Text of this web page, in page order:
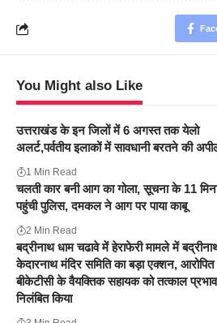
You Might also Like
उत्तराखंड के इन जिलों में 6 अगस्त तक येलो
अलर्ट,पर्वतीय इलाकों में सावधानी बरतने की
1 Min Read
चलती कार बनी आग का गोला, सूचना के 11
पहुंची पुलिस, दमकल ने आग पर पाया काबू
2 Min Read
बद्रीनाथ धाम चढावे में हेराफेरी मामले में
केदारनाथ मंदिर समिति का बड़ा एक्शन, आरोपित
बीकेटीसी के वैयक्तिक सहायक को तत्काल
निलंबित किया